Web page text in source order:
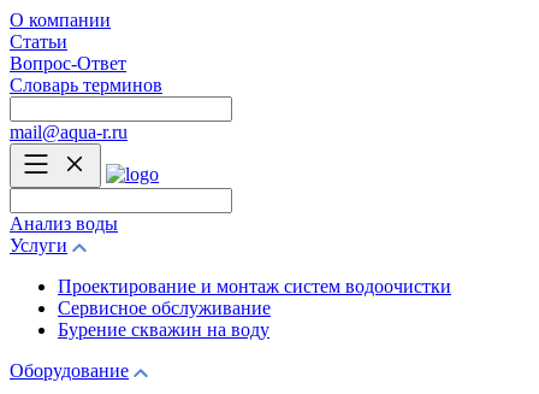
О компании
Статьи
Вопрос-Ответ
Словарь терминов
mail@aqua-r.ru
Анализ воды
Услуги
Проектирование и монтаж систем водоочистки
Сервисное обслуживание
Бурение скважин на воду
Оборудование